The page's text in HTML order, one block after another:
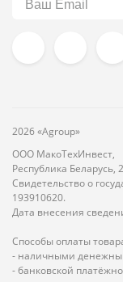
2026 «Agroup»
ООО МакоТехИнвест,
Республика Беларусь,
Свидетельство о
193910620.
Дата внесения
Способы оплаты
- наличными
- банковской